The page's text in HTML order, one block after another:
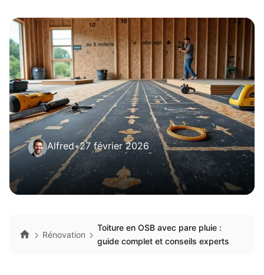
Alfred•27 février 2026
Rénovation
Toiture en OSB avec pare pluie :
guide complet et conseils experts